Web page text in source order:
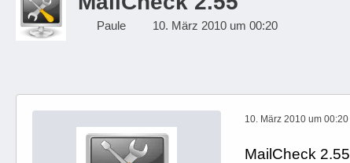
Paule 10. März 2010 um 00:20
10. März 2010 um 00:20
MailCheck 2.55